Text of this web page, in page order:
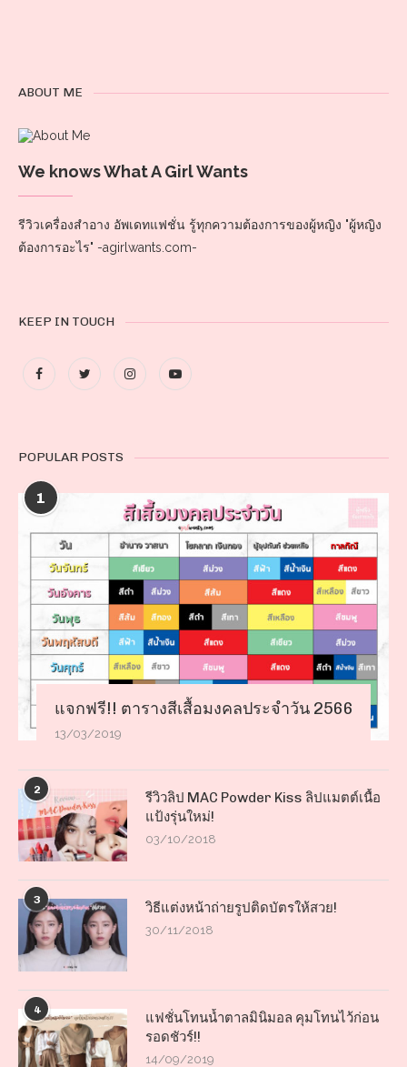
ABOUT ME
We knows What A Girl Wants
รีวิวเครื่องสำอาง อัพเดทแฟชั่น รู้ทุกความต้องการของผู้หญิง "ผู้หญิง
ต้องการอะไร" -agirlwants.com-
KEEP IN TOUCH
POPULAR POSTS
1
แจกฟรี!! ตารางสีเสื้อมงคลประจำวัน 2566
13/03/2019
2
รีวิวลิป MAC Powder Kiss ลิปแมตต์เนื้อ
แป้งรุ่นใหม่!
03/10/2018
3 วิธีแต่งหน้าถ่ายรูปติดบัตรให้สวย!
30/11/2018
4
แฟชั่นโทนน้ำตาลมินิมอล คุมโทนไว้ก่อน
รอดชัวร์!!
14/09/2019